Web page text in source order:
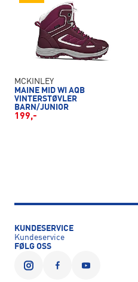
MCKINLEY
MAINE MID WI AQB
VINTERSTØVLER
BARN/JUNIOR
199,-
KUNDESERVICE
Kundeservice
FØLG OSS